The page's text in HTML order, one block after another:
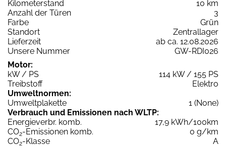
Kilometerstand
10 km
Anzahl der Türen
3
Farbe
Grün
Standort
Zentrallager
Lieferzeit
ab ca. 12.08.2026
Unsere Nummer
GW-RDI026
Motor:
kW / PS
114 kW / 155 PS
Treibstoff
Elektro
Umweltnormen:
Umweltplakette
1 (None)
Verbrauch und Emissionen nach WLTP:
Energieverbr. komb.
17,9 kWh/100km
CO2-Emissionen komb.
0 g/km
CO2-Klasse
A